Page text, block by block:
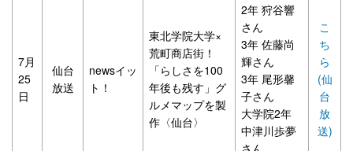
7月
25
日
仙台
放送
newsイッ
ト！
東北学院大学×
荒町商店街！
「らしさを100
年後も残す」グ
ルメマップを製
作〈仙台〉
2年 狩谷響
さん
3年 佐藤尚
輝さん
3年 尾形馨
子さん
大学院2年
中津川歩夢
さん
こ
ち
ら
(仙
台
放
送)